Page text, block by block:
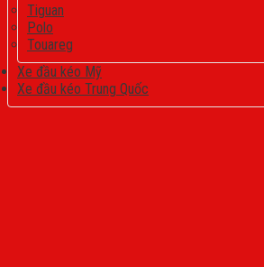
Tiguan
Polo
Touareg
Xe đầu kéo Mỹ
Xe đầu kéo Trung Quốc